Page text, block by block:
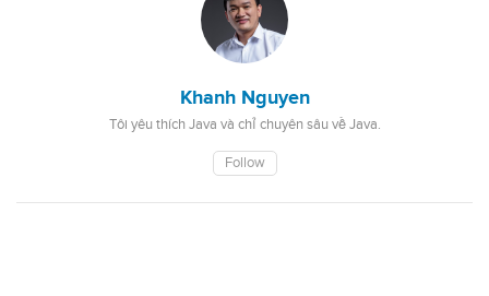
Khanh Nguyen
Tôi yêu thích Java và chỉ chuyên sâu về Java.
Follow